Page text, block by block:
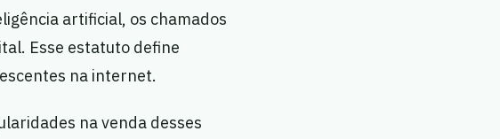
artificial, os chamados
Esse estatuto define
na internet.
na venda desses